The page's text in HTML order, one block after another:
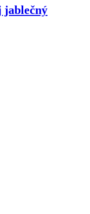
jablečný